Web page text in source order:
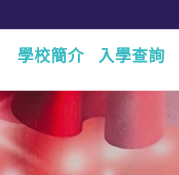
學校簡介 入學查詢